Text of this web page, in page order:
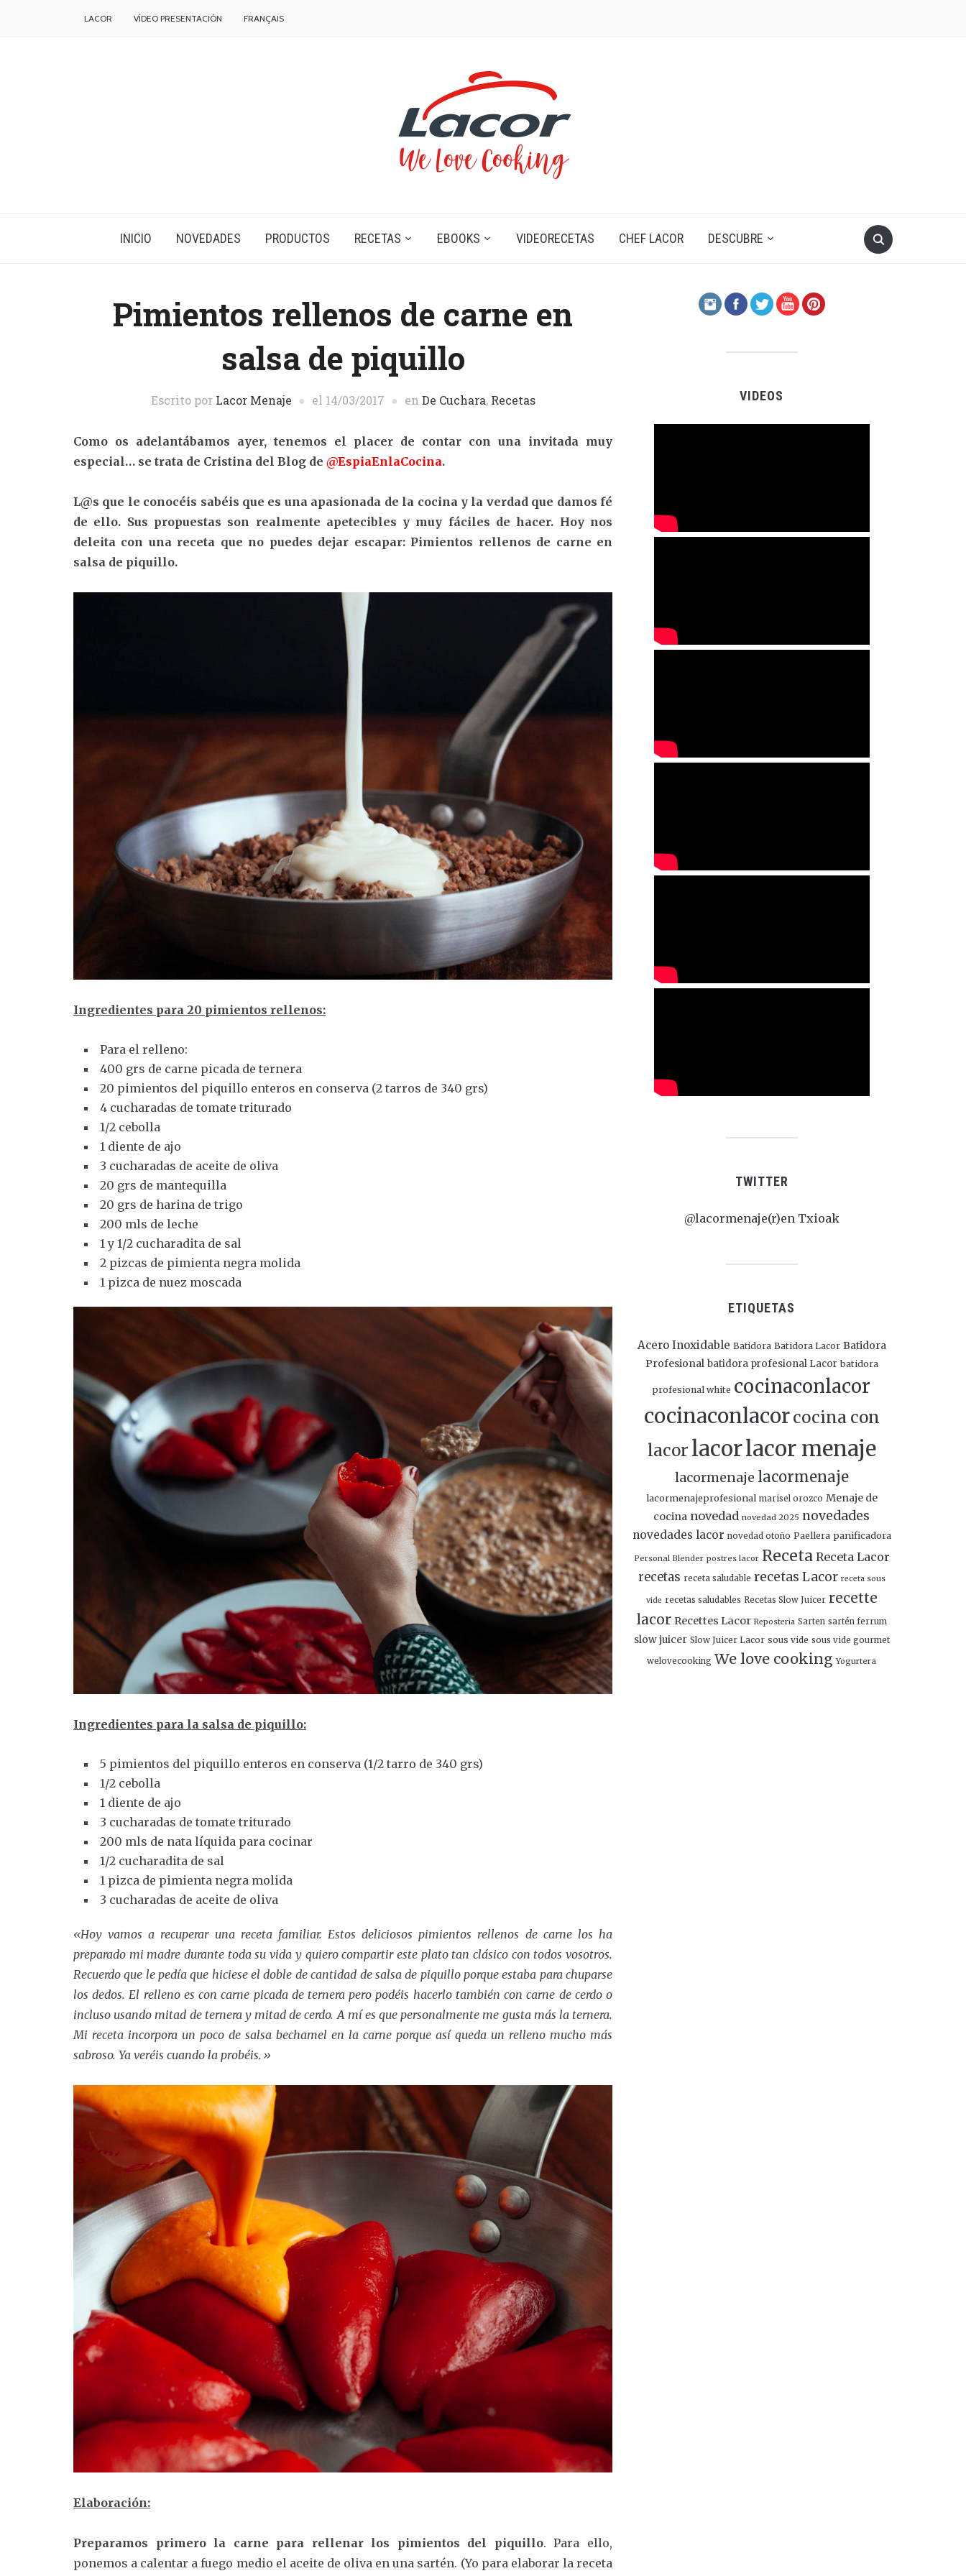
LACOR VÍDEO PRESENTACIÓN FRANÇAIS
INICIO NOVEDADES PRODUCTOS RECETAS EBOOKS VIDEORECETAS CHEF LACOR DESCUBRE
Pimientos rellenos de carne en
salsa de piquillo
Escrito por Lacor Menaje el 14/03/2017 en De Cuchara, Recetas
Como os adelantábamos ayer, tenemos el placer de contar con una invitada muy
especial… se trata de Cristina del Blog de @EspiaEnlaCocina.
L@s que le conocéis sabéis que es una apasionada de la cocina y la verdad que damos fé
de ello. Sus propuestas son realmente apetecibles y muy fáciles de hacer. Hoy nos
deleita con una receta que no puedes dejar escapar: Pimientos rellenos de carne en
salsa de piquillo.
Ingredientes para 20 pimientos rellenos:
Para el relleno:
400 grs de carne picada de ternera
20 pimientos del piquillo enteros en conserva (2 tarros de 340 grs)
4 cucharadas de tomate triturado
1/2 cebolla
1 diente de ajo
3 cucharadas de aceite de oliva
20 grs de mantequilla
20 grs de harina de trigo
200 mls de leche
1 y 1/2 cucharadita de sal
2 pizcas de pimienta negra molida
1 pizca de nuez moscada
Ingredientes para la salsa de piquillo:
5 pimientos del piquillo enteros en conserva (1/2 tarro de 340 grs)
1/2 cebolla
1 diente de ajo
3 cucharadas de tomate triturado
200 mls de nata líquida para cocinar
1/2 cucharadita de sal
1 pizca de pimienta negra molida
3 cucharadas de aceite de oliva
«Hoy vamos a recuperar una receta familiar. Estos deliciosos pimientos rellenos de carne los ha
preparado mi madre durante toda su vida y quiero compartir este plato tan clásico con todos vosotros.
Recuerdo que le pedía que hiciese el doble de cantidad de salsa de piquillo porque estaba para chuparse
los dedos. El relleno es con carne picada de ternera pero podéis hacerlo también con carne de cerdo o
incluso usando mitad de ternera y mitad de cerdo. A mí es que personalmente me gusta más la ternera.
Mi receta incorpora un poco de salsa bechamel en la carne porque así queda un relleno mucho más
sabroso. Ya veréis cuando la probéis.»
Elaboración:
Preparamos primero la carne para rellenar los pimientos del piquillo. Para ello,
ponemos a calentar a fuego medio el aceite de oliva en una sartén. (Yo para elaborar la receta
VIDEOS
TWITTER
@lacormenaje(r)en Txioak
ETIQUETAS
Acero Inoxidable Batidora Batidora Lacor Batidora
Profesional batidora profesional Lacor batidora
profesional white cocinaconlacor
cocinaconlacorcocina con
lacor lacorlacor menaje
lacormenaje lacormenaje
lacormenajeprofesional marisel orozco Menaje de
cocina novedad novedad 2025 novedades
novedades lacor novedad otoño Paellera panificadora
Personal Blender postres lacor Receta Receta Lacor
recetas receta saludable recetas Lacor receta sous
vide recetas saludables Recetas Slow Juicer recette
lacor Recettes Lacor Reposteria Sarten sartén ferrum
slow juicer Slow Juicer Lacor sous vide sous vide gourmet
welovecooking We love cooking Yogurtera